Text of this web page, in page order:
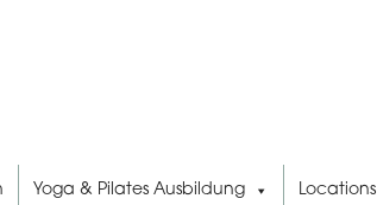
Yoga & Pilates Ausbildung Locations